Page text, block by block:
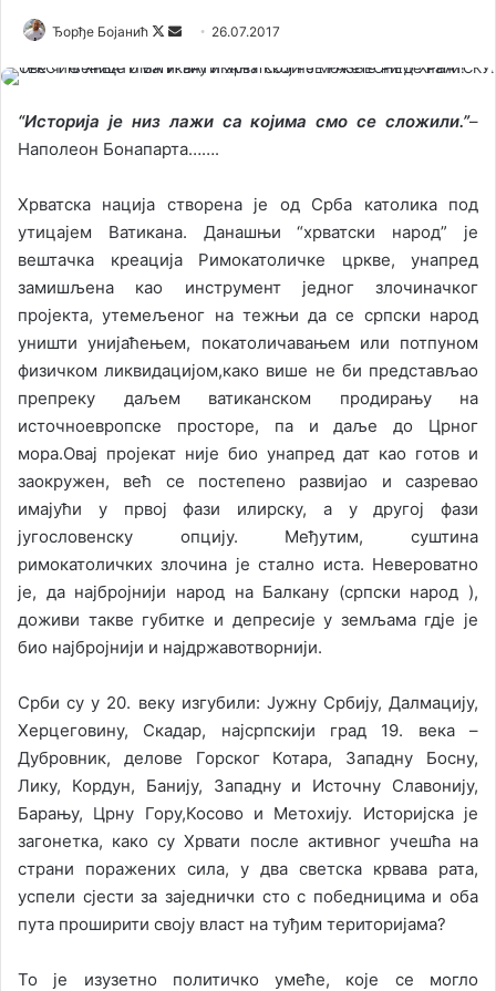
Ђорђе Бојанић
F
n
X a
i
26.07.2017
“Историја је низ лажи са којима смо се сложили.”–
Наполеон Бонапарта…….
Хрватска нација створена је од Срба католика под
утицајем Ватикана. Данашњи “хрватски народ” је
вештачка креација Римокатоличке цркве, унапред
замишљена као инструмент једног злочиначког
пројекта, утемељеног на тежњи да се српски народ
уништи унијаћењем, покатоличавањем или потпуном
физичком ликвидацијом,како више не би представљао
препреку даљем ватиканском продирању на
источноевропске просторе, па и даље до Црног
мора.Овај пројекат није био унапред дат као готов и
заокружен, већ се постепено развијао и сазревао
имајући у првој фази илирску, а у другој фази
југословенску опцију. Међутим, суштина
римокатоличких злочина је стално иста. Невероватно
је, да најбројнији народ на Балкану (српски народ ),
доживи такве губитке и депресије у земљама гдје је
био најбројнији и најдржавотворнији.
Срби су у 20. веку изгубили: Јужну Србију, Далмацију,
Херцеговину, Скадар, најсрпскији град 19. века –
Дубровник, делове Горског Котара, Западну Босну,
Лику, Кордун, Банију, Западну и Источну Славонију,
Барању, Црну Гору,Косово и Метохију. Историјска је
загонетка, како су Хрвати после активног учешћа на
страни поражених сила, у два светска крвава рата,
успели сјести за заједнички сто с победницима и оба
пута проширити своју власт на туђим територијама?
То је изузетно политичко умеће, које се могло